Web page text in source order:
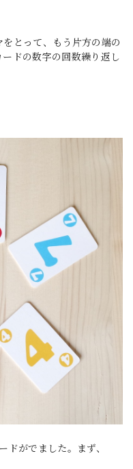
とって、もう片方の端の
ドの数字の回数繰り返し
ドがでました。まず、